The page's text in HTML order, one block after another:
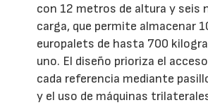
con 12 metros de altura y seis
carga, que permite almacenar
europalets de hasta 700
uno. El diseño prioriza el
cada referencia mediante
y el uso de máquinas